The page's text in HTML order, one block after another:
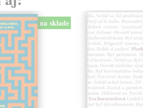
na sklade